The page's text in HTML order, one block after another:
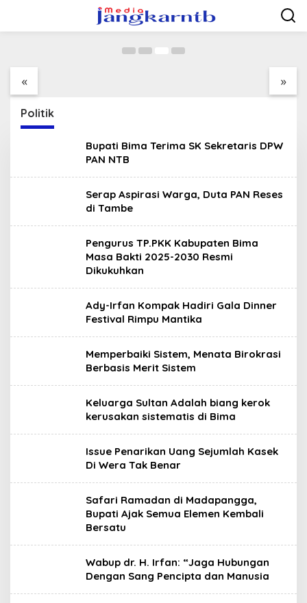
konten
2025-2030 Resmi Dikukuhkan
« »
Serahkan BSU di NTB:
Anak, Bukan Rokok
Ujian Kenaikan Tingkat
Siswa Tapak Suci
Muhammadiyah Bolo
Politik
Bupati Bima Terima SK Sekretaris DPW
PAN NTB
Serap Aspirasi Warga, Duta PAN Reses
di Tambe
Pengurus TP.PKK Kabupaten Bima
Masa Bakti 2025-2030 Resmi
Dikukuhkan
Ady-Irfan Kompak Hadiri Gala Dinner
Festival Rimpu Mantika
Memperbaiki Sistem, Menata Birokrasi
Berbasis Merit Sistem
Keluarga Sultan Adalah biang kerok
kerusakan sistematis di Bima
Issue Penarikan Uang Sejumlah Kasek
Di Wera Tak Benar
Safari Ramadan di Madapangga,
Bupati Ajak Semua Elemen Kembali
Bersatu
Wabup dr. H. Irfan: “Jaga Hubungan
Dengan Sang Pencipta dan Manusia